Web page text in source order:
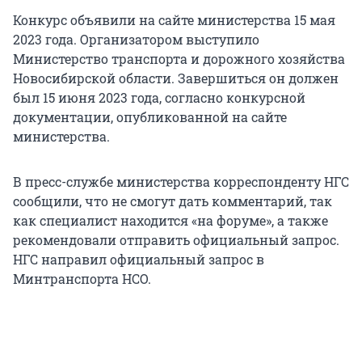
Конкурс объявили на сайте министерства 15 мая
2023 года. Организатором выступило
Министерство транспорта и дорожного хозяйства
Новосибирской области. Завершиться он должен
был 15 июня 2023 года, согласно конкурсной
документации, опубликованной на сайте
министерства.
В пресс-службе министерства корреспонденту НГС
сообщили, что не смогут дать комментарий, так
как специалист находится «на форуме», а также
рекомендовали отправить официальный запрос.
НГС направил официальный запрос в
Минтранспорта НСО.